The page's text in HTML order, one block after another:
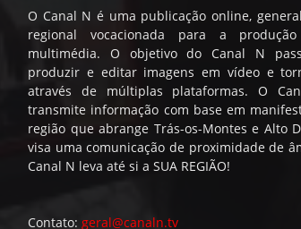
O Canal N é uma publicação online,
regional vocacionada para a
multimédia. O objetivo do Canal N
produzir e editar imagens em vídeo e
através de múltiplas plataformas. O
transmite informação com base em
região que abrange Trás-os-Montes e Alto
visa uma comunicação de proximidade de
Canal N leva até si a SUA REGIÃO!
Contato: geral@canaln.tv